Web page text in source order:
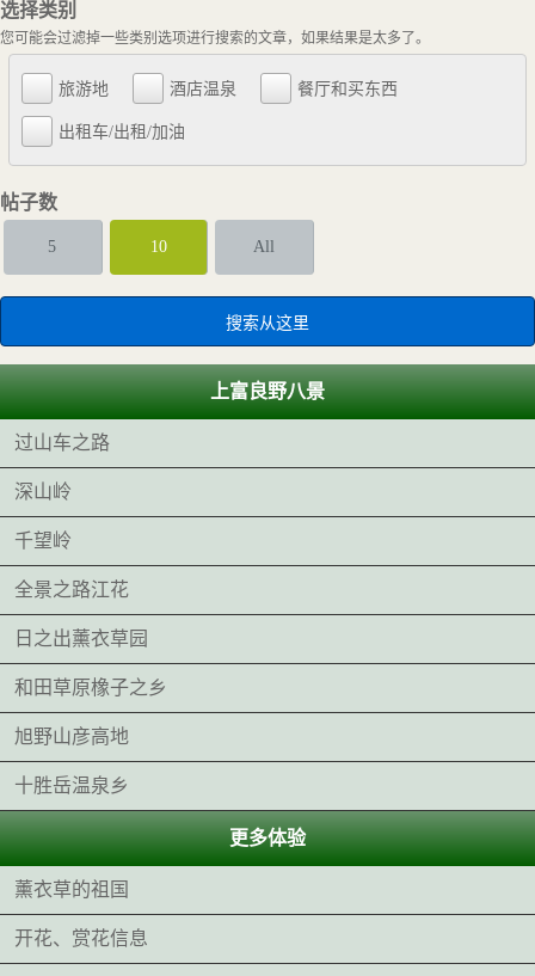
选择类别
您可能会过滤掉一些类别选项进行搜索的文章，如果结果是太多了。
旅游地 酒店温泉 餐厅和买东西
出租车/出租/加油
帖子数
5 10 All
上富良野八景
过山车之路
深山岭
千望岭
全景之路江花
日之出薰衣草园
和田草原橡子之乡
旭野山彦高地
十胜岳温泉乡
更多体验
薰衣草的祖国
开花、赏花信息